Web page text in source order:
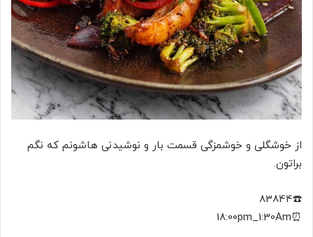
از خوشگلی و خوشمزگی قسمت بار و نوشیدنی هاشونم که نگم
براتون.
☎️83844
⏰️18:00pm_1:30Am